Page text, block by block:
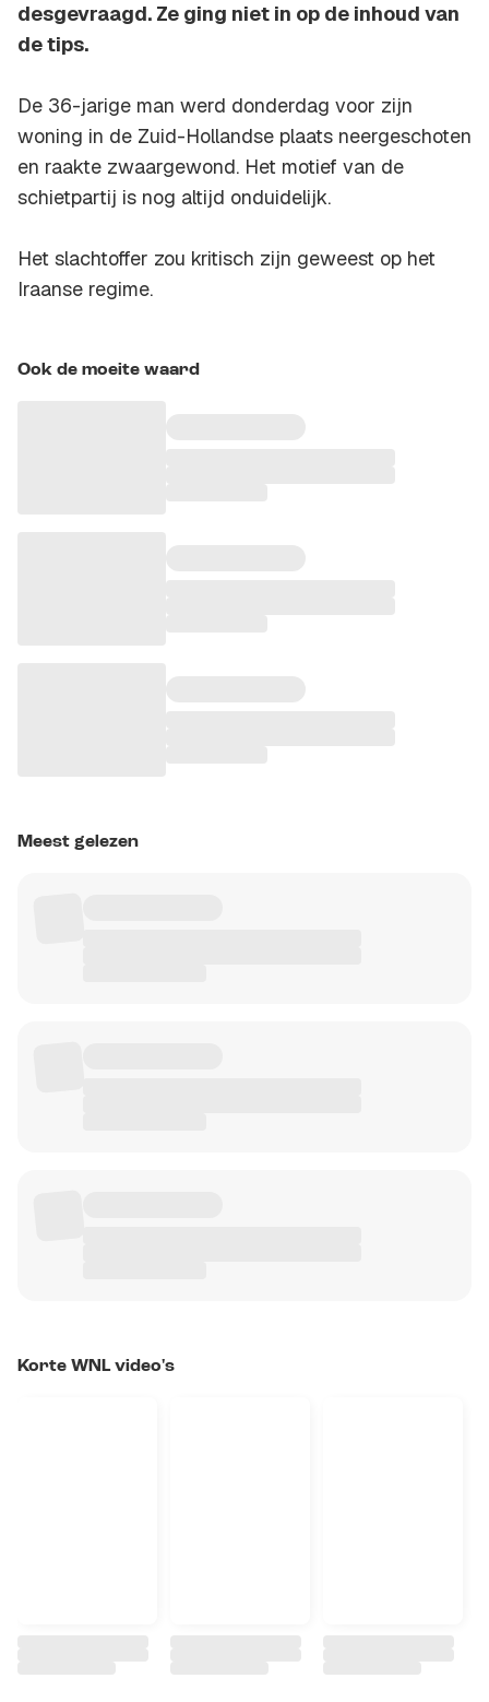
desgevraagd. Ze ging niet in op de inhoud van
de tips.
De 36-jarige man werd donderdag voor zijn
woning in de Zuid-Hollandse plaats neergeschoten
en raakte zwaargewond. Het motief van de
schietpartij is nog altijd onduidelijk.
Het slachtoffer zou kritisch zijn geweest op het
Iraanse regime.
Ook de moeite waard
Meest gelezen
Korte WNL video's